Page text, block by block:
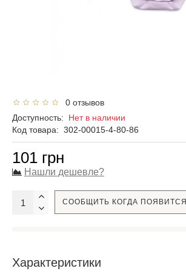
0 отзывов
Доступность: Нет в наличии
Код товара: 302-00015-4-80-86
101 грн
Нашли дешевле?
СООБЩИТЬ КОГДА ПОЯВИТСЯ
Характеристики